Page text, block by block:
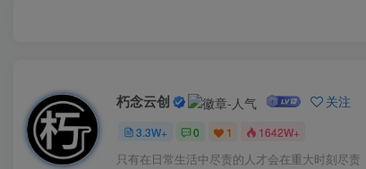
朽念云创 关注
3.3W+ 0 1 1642W+
只有在日常生活中尽责的人才会在重大时刻尽责